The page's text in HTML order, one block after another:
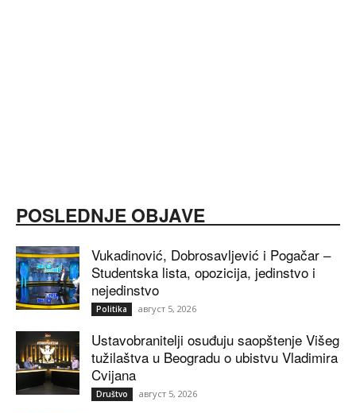
POSLEDNJE OBJAVE
Vukadinović, Dobrosavljević i Pogačar –
Studentska lista, opozicija, jedinstvo i
nejedinstvo
Politika август 5, 2026
Ustavobranitelji osuđuju saopštenje Višeg
tužilaštva u Beogradu o ubistvu Vladimira
Cvijana
Društvo август 5, 2026